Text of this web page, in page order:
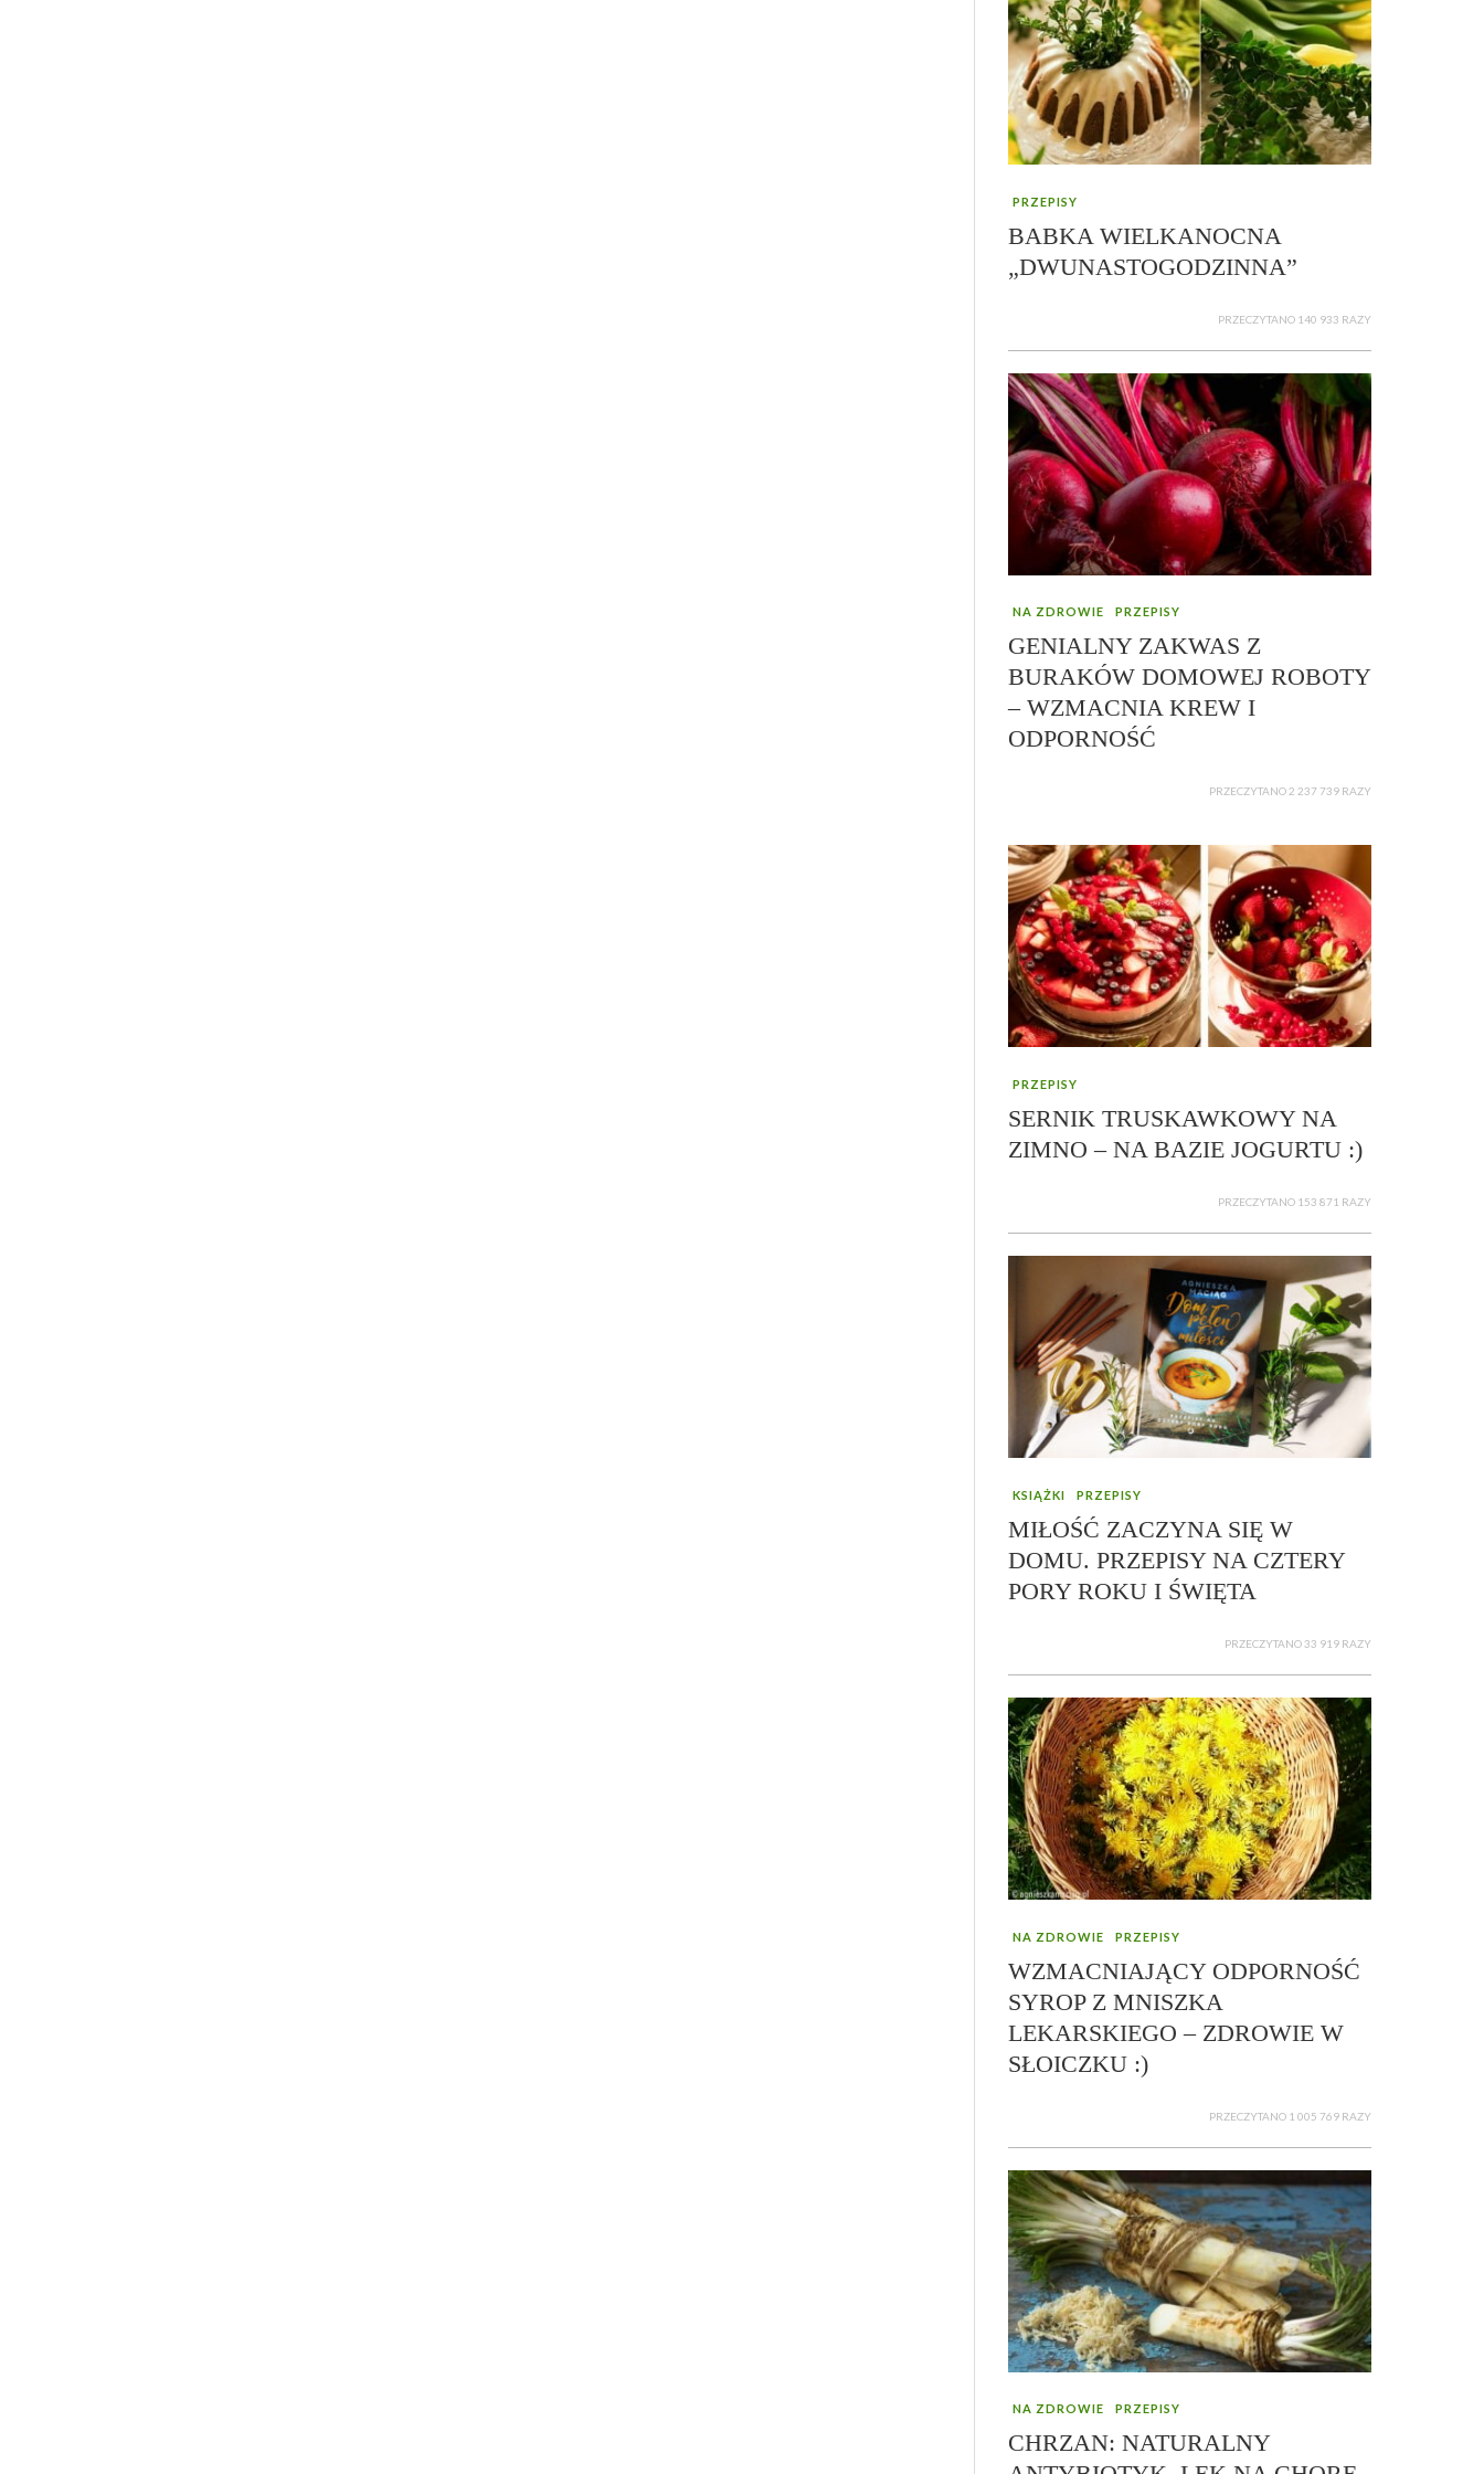
PRZEPISY
BABKA WIELKANOCNA
„DWUNASTOGODZINNA”
PRZECZYTANO 140 933 RAZY
NA ZDROWIE PRZEPISY
GENIALNY ZAKWAS Z
BURAKÓW DOMOWEJ ROBOTY
– WZMACNIA KREW I
ODPORNOŚĆ
PRZECZYTANO 2 237 739 RAZY
PRZEPISY
SERNIK TRUSKAWKOWY NA
ZIMNO – NA BAZIE JOGURTU :)
PRZECZYTANO 153 871 RAZY
KSIĄŻKI PRZEPISY
MIŁOŚĆ ZACZYNA SIĘ W
DOMU. PRZEPISY NA CZTERY
PORY ROKU I ŚWIĘTA
PRZECZYTANO 33 919 RAZY
NA ZDROWIE PRZEPISY
WZMACNIAJĄCY ODPORNOŚĆ
SYROP Z MNISZKA
LEKARSKIEGO – ZDROWIE W
SŁOICZKU :)
PRZECZYTANO 1 005 769 RAZY
NA ZDROWIE PRZEPISY
CHRZAN: NATURALNY